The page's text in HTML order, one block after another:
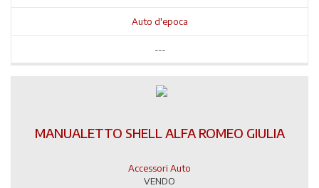
Auto d'epoca
---
MANUALETTO SHELL ALFA ROMEO GIULIA
Accessori Auto
VENDO